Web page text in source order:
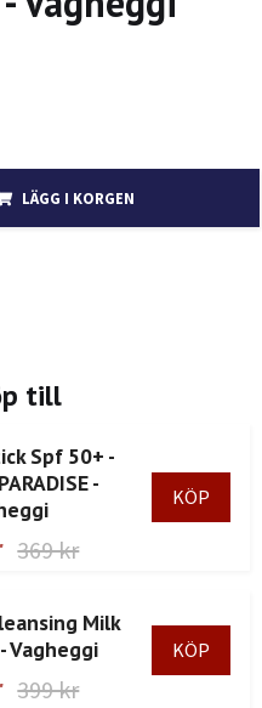
LÄGG I KORGEN
till
Spf 50+ -
-
369 kr
Milk
Vagheggi
399 kr